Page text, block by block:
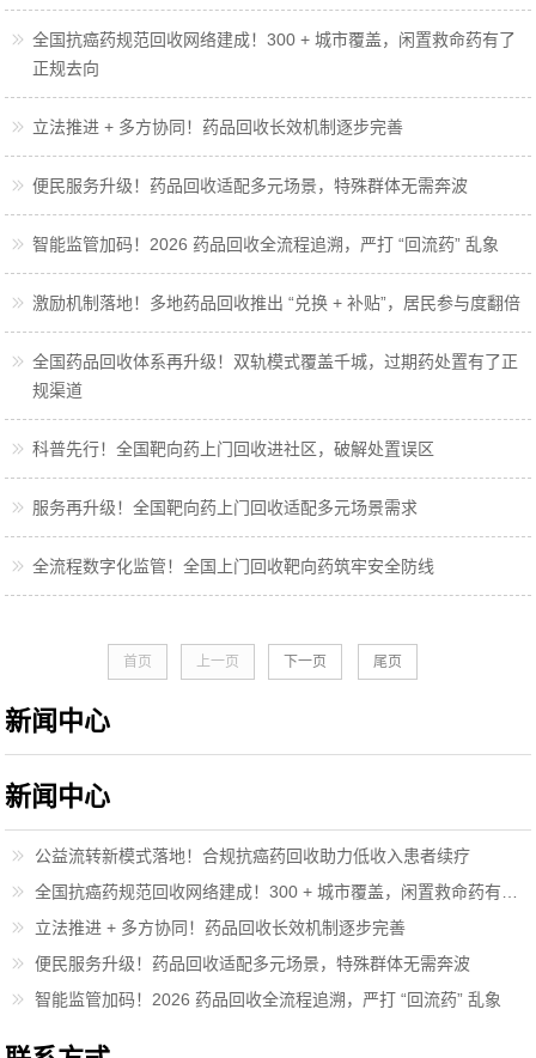
全国抗癌药规范回收网络建成！300 + 城市覆盖，闲置救命药有了
正规去向
立法推进 + 多方协同！药品回收长效机制逐步完善
便民服务升级！药品回收适配多元场景，特殊群体无需奔波
智能监管加码！2026 药品回收全流程追溯，严打 “回流药” 乱象
激励机制落地！多地药品回收推出 “兑换 + 补贴”，居民参与度翻倍
全国药品回收体系再升级！双轨模式覆盖千城，过期药处置有了正
规渠道
科普先行！全国靶向药上门回收进社区，破解处置误区
服务再升级！全国靶向药上门回收适配多元场景需求
全流程数字化监管！全国上门回收靶向药筑牢安全防线
首页 上一页 下一页 尾页
新闻中心
新闻中心
公益流转新模式落地！合规抗癌药回收助力低收入患者续疗
立法推进 + 多方协同！药品回收长效机制逐步完善
便民服务升级！药品回收适配多元场景，特殊群体无需奔波
智能监管加码！2026 药品回收全流程追溯，严打 “回流药” 乱象